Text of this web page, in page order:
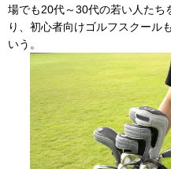
場でも20代～30代の若い人たち
り、初心者向けゴルフスクール
いう。